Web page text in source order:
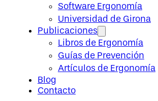
Software Ergonomía
Universidad de Girona
Publicaciones
Libros de Ergonomía
Guías de Prevención
Artículos de Ergonomía
Blog
Contacto